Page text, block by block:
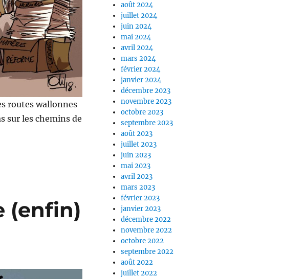
routes wallonnes
sur les chemins de
(enfin)
août 2024
juillet 2024
juin 2024
mai 2024
avril 2024
mars 2024
février 2024
janvier 2024
décembre 2023
novembre 2023
octobre 2023
septembre 2023
août 2023
juillet 2023
juin 2023
mai 2023
avril 2023
mars 2023
février 2023
janvier 2023
décembre 2022
novembre 2022
octobre 2022
septembre 2022
août 2022
juillet 2022